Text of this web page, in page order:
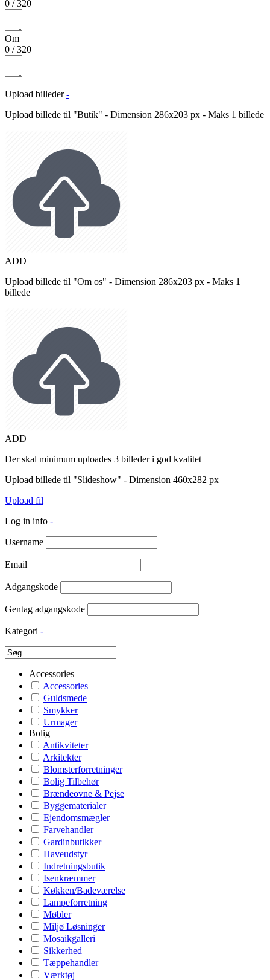
0 /320
Om
0 /320
Upload billeder -
Upload billede til "Butik" - Dimension 286x203 px - Maks 1 billede
ADD
Upload billede til "Om os" - Dimension 286x203 px - Maks 1
billede
ADD
Der skal minimum uploades 3 billeder i god kvalitet
Upload billede til "Slideshow" - Dimension 460x282 px
Upload fil
Log in info -
Username
Email
Adgangskode
Gentag adgangskode
Kategori -
Accessories
Accessories
Guldsmede
Smykker
Urmager
Bolig
Antikviteter
Arkitekter
Blomsterforretninger
Bolig Tilbehør
Brændeovne & Pejse
Byggematerialer
Ejendomsmægler
Farvehandler
Gardinbutikker
Haveudstyr
Indretningsbutik
Isenkræmmer
Køkken/Badeværelse
Lampeforretning
Møbler
Miljø Løsninger
Mosaikgalleri
Sikkerhed
Tæppehandler
Værktøj